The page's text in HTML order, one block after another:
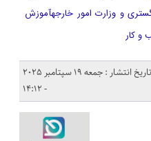
و وزارت امور خارجهآموزش
و کار
تاریخ انتشار : جمعه 19 سپتامبر 2025
- 14:12